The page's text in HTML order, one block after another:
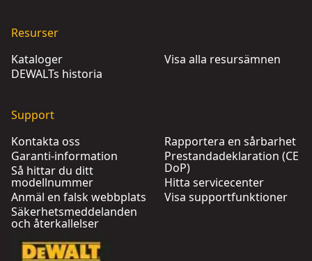
Resurser
Kataloger
DEWALTs historia
Visa alla resursämnen
Support
Kontakta oss
Garanti-information
Så hittar du ditt
modellnummer
Anmäl en falsk webbplats
Säkerhetsmeddelanden
och återkallelser
Rapportera en sårbarhet
Prestandadeklaration (CE
DoP)
Hitta servicecenter
Visa supportfunktioner